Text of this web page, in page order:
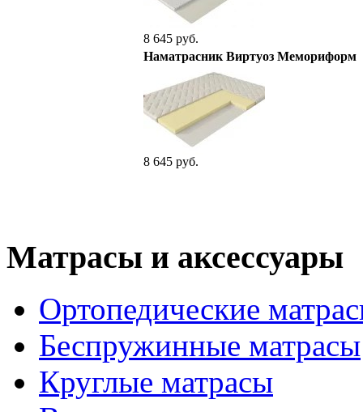
8 645 руб.
Наматрасник Виртуоз Мемориформ
8 645 руб.
Матрасы и аксессуары
Ортопедические
Беспружинные матрасы
Круглые матрасы